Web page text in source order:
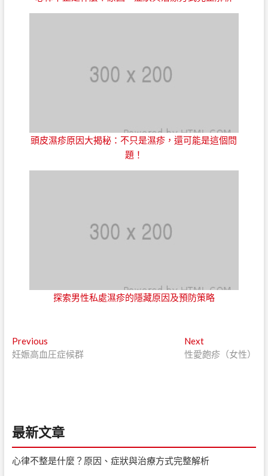
頭皮濕疹原因大揭秘：不只是濕疹，還可能是這個問
題！
探索男性私處濕疹的隱藏原因及預防策略
文
章
PreviousPrevious
post:
妊娠高血圧症候群
NextNext
post:
性愛皰疹（女性）
最新文章
心律不整是什麼？原因、症狀與治療方式完整解析